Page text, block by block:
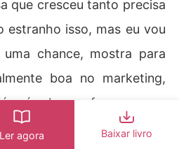
que cresceu tanto precisa
estranho isso, mas eu vou
chance, mostra para
boa no marketing,
já é bem famosa no
uma nova linha de carros
Ler agora Baixar livro